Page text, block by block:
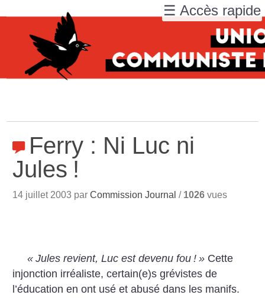
Ferry : Ni Luc ni
Jules !
14 juillet 2003 parCommission Journal / 1026 vues
« Jules revient, Luc est devenu fou ! » Cette
injonction irréaliste, certain(e)s grévistes de
l’éducation en ont usé et abusé dans les manifs.
☰ Accès rapide